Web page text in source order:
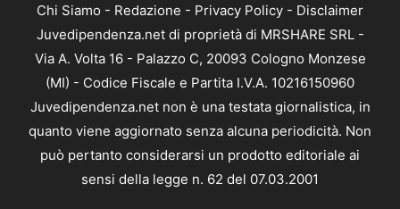
Chi Siamo - Redazione - Privacy Policy - Disclaimer
Juvedipendenza.net di proprietà di MRSHARE SRL -
Via A. Volta 16 - Palazzo C, 20093 Cologno Monzese
(MI) - Codice Fiscale e Partita I.V.A. 10216150960
Juvedipendenza.net non è una testata giornalistica, in
quanto viene aggiornato senza alcuna periodicità. Non
può pertanto considerarsi un prodotto editoriale ai
sensi della legge n. 62 del 07.03.2001